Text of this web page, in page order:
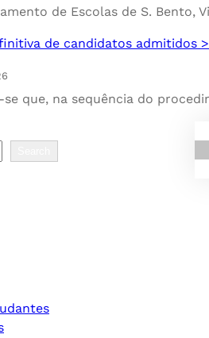
de Escolas de S. Bento,
de candidatos admitidos
que, na sequência do